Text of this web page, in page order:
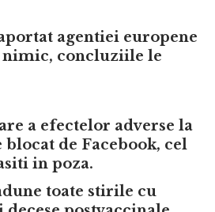
agentiei europene
concluziile le
a efectelor adverse la
de Facebook, cel
in poza.
toate stirile cu